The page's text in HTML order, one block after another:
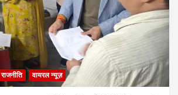
राजनीति वायरल न्यूज़